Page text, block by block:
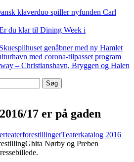
klaverduo spiller nyfunden Carl
du klar til Dining Week i
Skuespilhuset genåbner med ny Hamlet
med corona-tilpasset program
– Christianshavn, Bryggen og Halen
17 er på gaden
teaterforestillingerTeaterkatalog 2016
Ghita Nørby og Preben